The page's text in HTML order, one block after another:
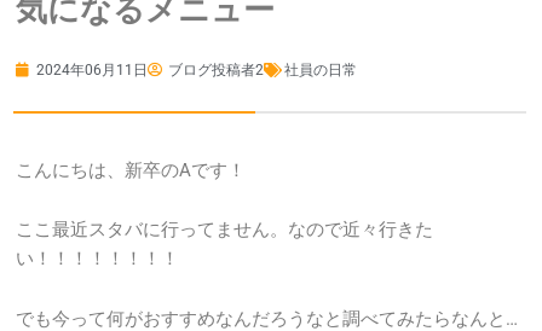
気になるメニュー
2024年06月11日 ブログ投稿者2 社員の日常
こんにちは、新卒のAです！
ここ最近スタバに行ってません。なので近々行きた
い！！！！！！！！
でも今って何がおすすめなんだろうなと調べてみたらなんと…